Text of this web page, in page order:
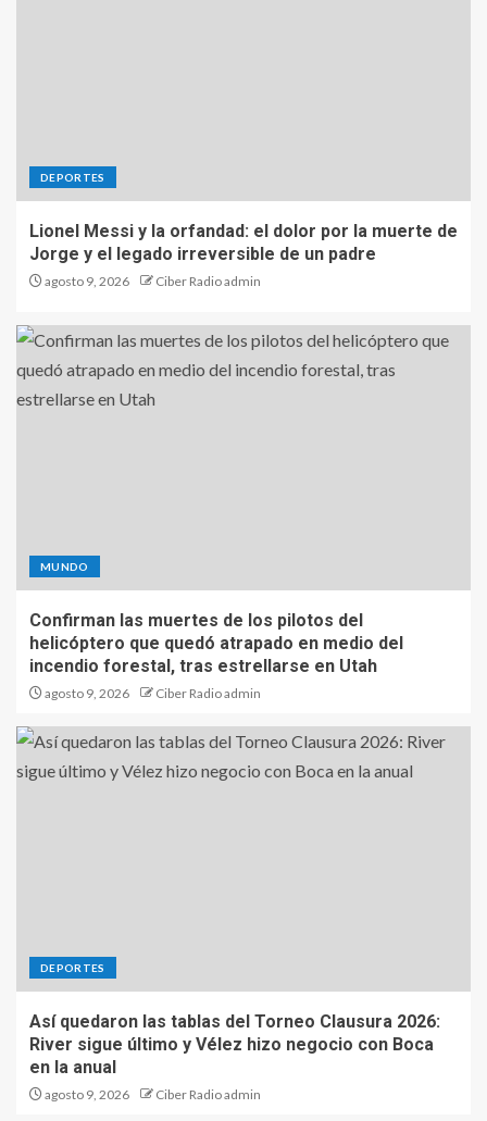
DEPORTES
Lionel Messi y la orfandad: el dolor por la muerte de
Jorge y el legado irreversible de un padre
agosto 9, 2026 Ciber Radio admin
MUNDO
Confirman las muertes de los pilotos del
helicóptero que quedó atrapado en medio del
incendio forestal, tras estrellarse en Utah
agosto 9, 2026 Ciber Radio admin
DEPORTES
Así quedaron las tablas del Torneo Clausura 2026:
River sigue último y Vélez hizo negocio con Boca
en la anual
agosto 9, 2026 Ciber Radio admin